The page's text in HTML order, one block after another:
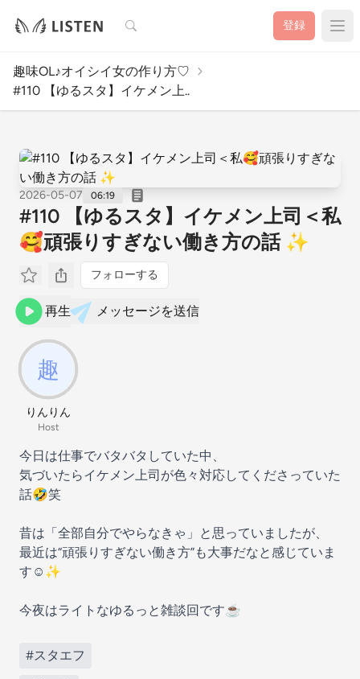
検索 登録
趣味OL♪オイシイ女の作り方♡
#110 【ゆるスタ】イケメン上..
2026-05-07 06:19
#110 【ゆるスタ】イケメン上司＜私
🥰頑張りすぎない働き方の話 ✨
フォローする
再生 メッセージを送信
りんりん
Host
今日は仕事でバタバタしていた中、
気づいたらイケメン上司が色々対応してくださっていた
話🤣笑
昔は「全部自分でやらなきゃ」と思っていましたが、
最近は“頑張りすぎない働き方”も大事だなと感じていま
す☺️✨
今夜はライトなゆるっと雑談回です☕️
#スタエフ